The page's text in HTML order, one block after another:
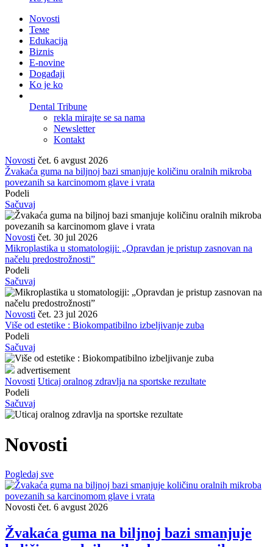
Novosti
Теме
Edukacija
Biznis
E-novine
Događaji
Ko je ko
Dental Tribune
rekla mirajte se sa nama
Newsletter
Kontakt
Novosti čet. 6 avgust 2026
Žvakaća guma na biljnoj bazi smanjuje količinu oralnih mikroba
povezanih sa karcinomom glave i vrata
Podeli
Sačuvaj
Novosti čet. 30 jul 2026
Mikroplastika u stomatologiji: „Opravdan je pristup zasnovan na
načelu predostrožnosti”
Podeli
Sačuvaj
Novosti čet. 23 jul 2026
Više od estetike : Biokompatibilno izbeljivanje zuba
Podeli
Sačuvaj
advertisement
Novosti Uticaj oralnog zdravlja na sportske rezultate
Podeli
Sačuvaj
Novosti
Pogledaj sve
Novosti čet. 6 avgust 2026
Žvakaća guma na biljnoj bazi smanjuje